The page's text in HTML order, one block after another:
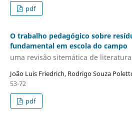
pdf
O trabalho pedagógico sobre
fundamental em escola do campo
uma revisão sitemática de literatura
João Luis Friedrich, Rodrigo Souza
53-72
pdf